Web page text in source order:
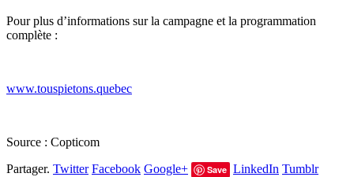
Pour plus d’informations sur la campagne et la programmation
complète :
www.touspietons.quebec
Source : Copticom
Partager. Twitter Facebook Google+ Save LinkedIn Tumblr